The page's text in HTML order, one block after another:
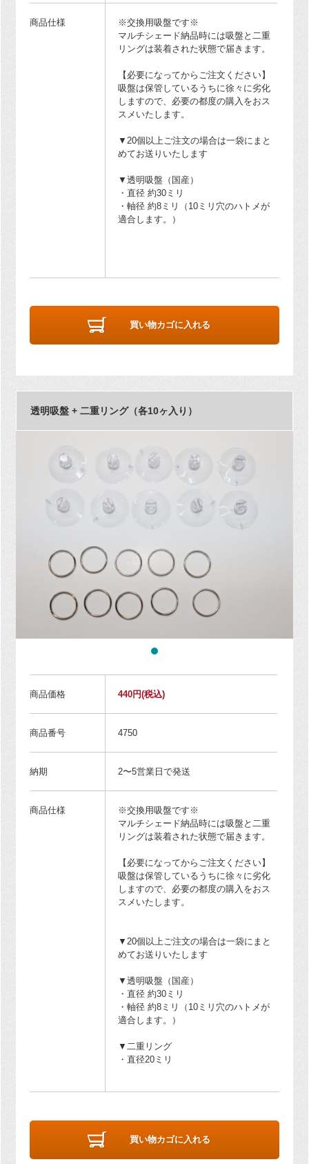
商品仕様
※交換用吸盤です※
マルチシェード納品時には吸盤と二重
リングは装着された状態で届きます。
【必要になってからご注文ください】
吸盤は保管しているうちに徐々に劣化
しますので、必要の都度の購入をおス
スメいたします。
▼20個以上ご注文の場合は一袋にまと
めてお送りいたします
▼透明吸盤（国産）
・直径 約30ミリ
・軸径 約8ミリ（10ミリ穴のハトメが
適合します。）
買い物カゴに入れる
透明吸盤 + 二重リング（各10ヶ入り）
商品価格 440円(税込)
商品番号 4750
納期 2〜5営業日で発送
商品仕様
※交換用吸盤です※
マルチシェード納品時には吸盤と二重
リングは装着された状態で届きます。
【必要になってからご注文ください】
吸盤は保管しているうちに徐々に劣化
しますので、必要の都度の購入をおス
スメいたします。
▼20個以上ご注文の場合は一袋にまと
めてお送りいたします
▼透明吸盤（国産）
・直径 約30ミリ
・軸径 約8ミリ（10ミリ穴のハトメが
適合します。）
▼二重リング
・直径20ミリ
買い物カゴに入れる